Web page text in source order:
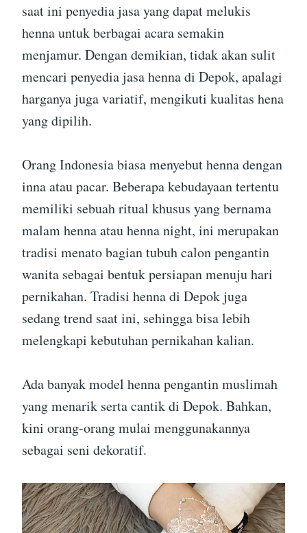
saat ini penyedia jasa yang dapat melukis
henna untuk berbagai acara semakin
menjamur. Dengan demikian, tidak akan sulit
mencari penyedia jasa henna di Depok, apalagi
harganya juga variatif, mengikuti kualitas hena
yang dipilih.
Orang Indonesia biasa menyebut henna dengan
inna atau pacar. Beberapa kebudayaan tertentu
memiliki sebuah ritual khusus yang bernama
malam henna atau henna night, ini merupakan
tradisi menato bagian tubuh calon pengantin
wanita sebagai bentuk persiapan menuju hari
pernikahan. Tradisi henna di Depok juga
sedang trend saat ini, sehingga bisa lebih
melengkapi kebutuhan pernikahan kalian.
Ada banyak model henna pengantin muslimah
yang menarik serta cantik di Depok. Bahkan,
kini orang-orang mulai menggunakannya
sebagai seni dekoratif.